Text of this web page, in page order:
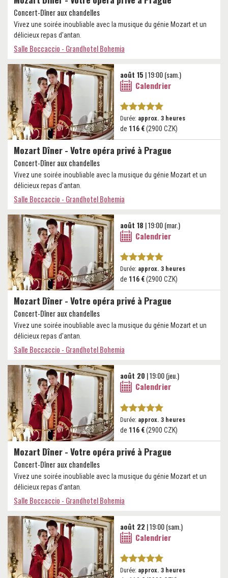
Concert-Dîner aux chandelles
Vivez une soirée inoubliable avec la musique du génie Mozart et un
délicieux repas d'antan.
Salle Boccaccio - Grandhotel Bohemia
Mozart Dîner - Votre opéra privé à Prague
Concert-Dîner aux chandelles
Vivez une soirée inoubliable avec la musique du génie Mozart et un
délicieux repas d'antan.
Salle Boccaccio - Grandhotel Bohemia
août 15 | 19:00 (sam.)
Calendrier
Durée: approx. 3 heures
de 116 €(2900 CZK)
Mozart Dîner - Votre opéra privé à Prague
Concert-Dîner aux chandelles
Vivez une soirée inoubliable avec la musique du génie Mozart et un
délicieux repas d'antan.
Salle Boccaccio - Grandhotel Bohemia
août 18 | 19:00 (mar.)
Calendrier
Durée: approx. 3 heures
de 116 €(2900 CZK)
Mozart Dîner - Votre opéra privé à Prague
Concert-Dîner aux chandelles
Vivez une soirée inoubliable avec la musique du génie Mozart et un
délicieux repas d'antan.
Salle Boccaccio - Grandhotel Bohemia
août 20 | 19:00 (jeu.)
Calendrier
Durée: approx. 3 heures
de 116 €(2900 CZK)
août 22| 19:00 (sam.)
Calendrier
Durée: approx. 3 heures